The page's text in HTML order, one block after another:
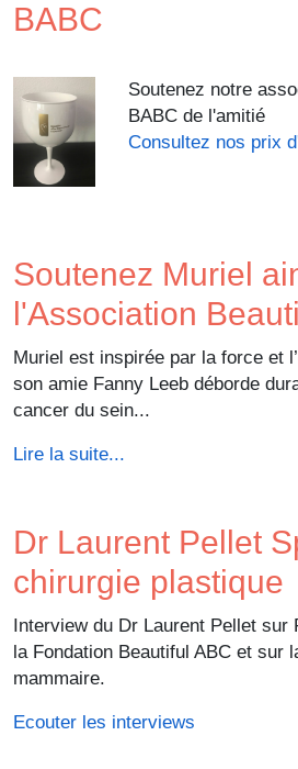
BABC
Soutenez notre
BABC de l'amitié
Consultez nos prix
Soutenez Muriel
l'Association
Muriel est inspirée par la force et
son amie Fanny Leeb déborde
cancer du sein...
Lire la suite...
Dr Laurent Pellet
chirurgie plastique
Interview du Dr Laurent Pellet sur
la Fondation Beautiful ABC et sur
mammaire.
Ecouter les interviews